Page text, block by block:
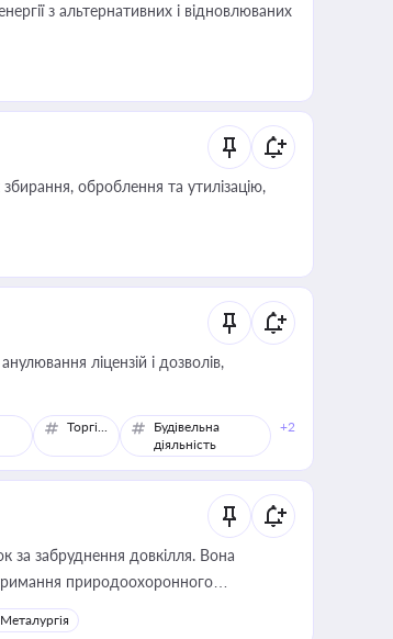
з альтернативних і відновлюваних
оброблення та утилізацію,
ліцензій і дозволів,
Торгівля
Будівельна
діяльність
+2
за забруднення довкілля. Вона
природоохоронного
Металургія